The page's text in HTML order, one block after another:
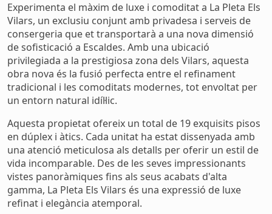
Experimenta el màxim de luxe i comoditat a La Pleta Els
Vilars, un exclusiu conjunt amb privadesa i serveis de
consergeria que et transportarà a una nova dimensió
de sofisticació a Escaldes. Amb una ubicació
privilegiada a la prestigiosa zona dels Vilars, aquesta
obra nova és la fusió perfecta entre el refinament
tradicional i les comoditats modernes, tot envoltat per
un entorn natural idíl·lic.
Aquesta propietat ofereix un total de 19 exquisits pisos
en dúplex i àtics. Cada unitat ha estat dissenyada amb
una atenció meticulosa als detalls per oferir un estil de
vida incomparable. Des de les seves impressionants
vistes panoràmiques fins als seus acabats d'alta
gamma, La Pleta Els Vilars és una expressió de luxe
refinat i elegància atemporal.